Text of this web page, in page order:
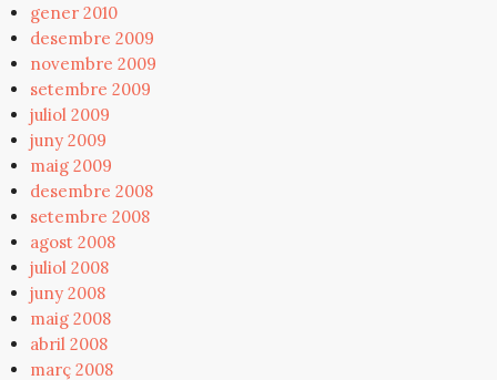
gener 2010
desembre 2009
novembre 2009
setembre 2009
juliol 2009
juny 2009
maig 2009
desembre 2008
setembre 2008
agost 2008
juliol 2008
juny 2008
maig 2008
abril 2008
març 2008